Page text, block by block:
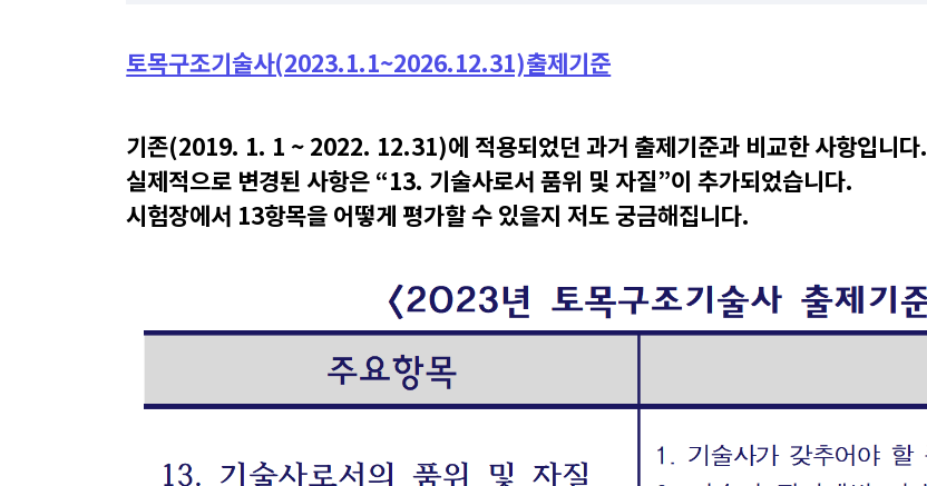
토목구조기술사(2023.1.1~2026.12.31)출제기준
기존(2019. 1. 1 ~ 2022. 12.31)에 적용되었던 과거 출제기준과 비교한 사항입니다.
실제적으로 변경된 사항은 “13. 기술사로서 품위 및 자질”이 추가되었습니다.
시험장에서 13항목을 어떻게 평가할 수 있을지 저도 궁금해집니다.